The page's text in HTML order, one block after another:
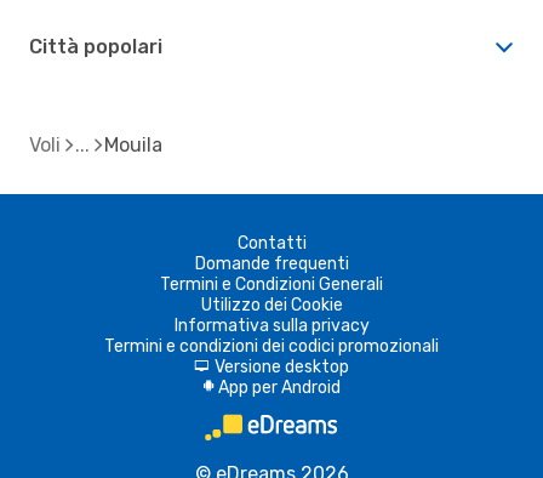
Città popolari
Voli Mouila
Contatti
Domande frequenti
Termini e Condizioni Generali
Utilizzo dei Cookie
Informativa sulla privacy
Termini e condizioni dei codici promozionali
d Versione desktop
A App per Android